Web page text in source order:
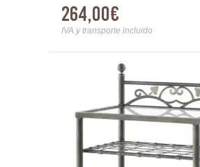
264,00€
IVA y transporte incluido